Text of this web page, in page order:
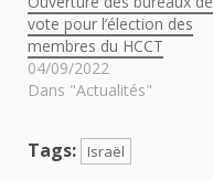
vote pour l’élection des
membres du HCCT
04/09/2022
Dans "Actualités"
Tags: Israël